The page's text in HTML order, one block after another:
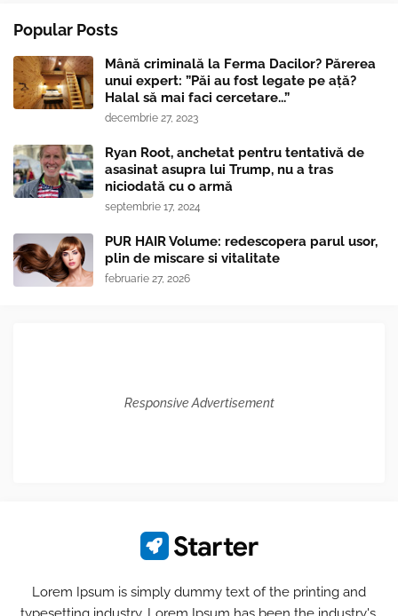
Popular Posts
Mână criminală la Ferma Dacilor? Părerea
unui expert: ”Păi au fost legate pe ață?
Halal să mai faci cercetare...”
decembrie 27, 2023
Ryan Root, anchetat pentru tentativă de
asasinat asupra lui Trump, nu a tras
niciodată cu o armă
septembrie 17, 2024
PUR HAIR Volume: redescopera parul usor,
plin de miscare si vitalitate
februarie 27, 2026
Responsive Advertisement
Lorem Ipsum is simply dummy text of the printing and